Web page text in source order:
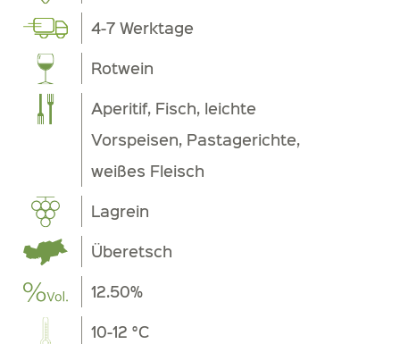
4-7 Werktage
Rotwein
Aperitif, Fisch, leichte
Vorspeisen, Pastagerichte,
weißes Fleisch
Lagrein
Überetsch
12.50%
10-12 °C